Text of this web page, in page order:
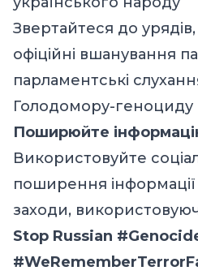
Звертайтеся до
офіційні вшанування
парламентські
Голодомору-геноциду
Поширюйте
Використовуйте
поширення інформації
заходи,
Stop Russian